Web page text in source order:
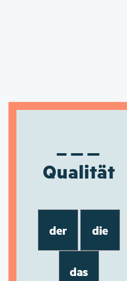
Qualität
der die
das